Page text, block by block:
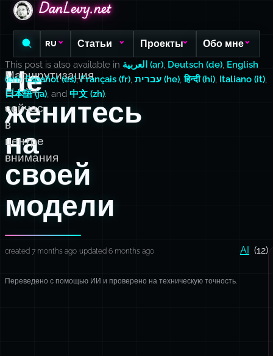
DanLevy.net
DanLevy.net
DanLevy.net
RU Статьи Проекты Обо мне
Не
женитесь
на
своей
модели
Маршрутизация
LLM —
сейчас
в
центре
внимания
This post is also available in العربية (ar), Deutsch (de), English
(en),Español (es),Français (fr), עברית (he),हिन्दी (hi), Italiano (it),
日本語 (ja), and 中文 (zh).
created 7 months ago updated 6 months ago AI (12)
Переведено с помощью ИИ и проверено на техническую точность.